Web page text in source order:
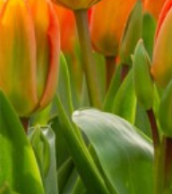
8 시계초
9 플록스
10 백합